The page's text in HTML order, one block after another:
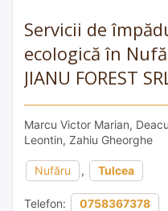
Servicii de
ecologică în
JIANU FOREST
Marcu Victor Marian,
Leontin, Zahiu Gheorghe
Nufăru , Tulcea
Telefon: 0758367378